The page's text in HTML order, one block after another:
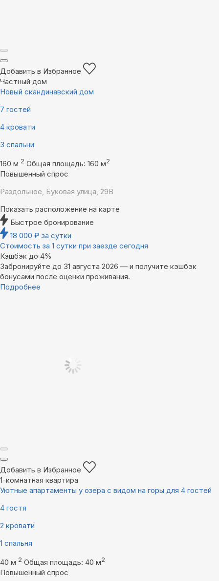
Добавить в Избранное
Частный дом
Новый скандинавский дом
7 гостей
4 кровати
3 спальни
160 м 2 Общая площадь: 160 м2
Повышенный спрос
Раздольное, Буковая улица, 29В
Показать расположение на карте
Быстрое бронирование
18 000 ₽ за сутки
Стоимость за 1 сутки при заезде сегодня
Кэшбэк до 4%
Забронируйте до 31 августа 2026 — и получите кэшбэк
бонусами после оценки проживания.
Подробнее
Добавить в Избранное
1-комнатная квартира
Уютные апартаменты у озера с видом на горы для 4 гостей
4 гостя
2 кровати
1 спальня
40 м 2 Общая площадь: 40 м2
Повышенный спрос